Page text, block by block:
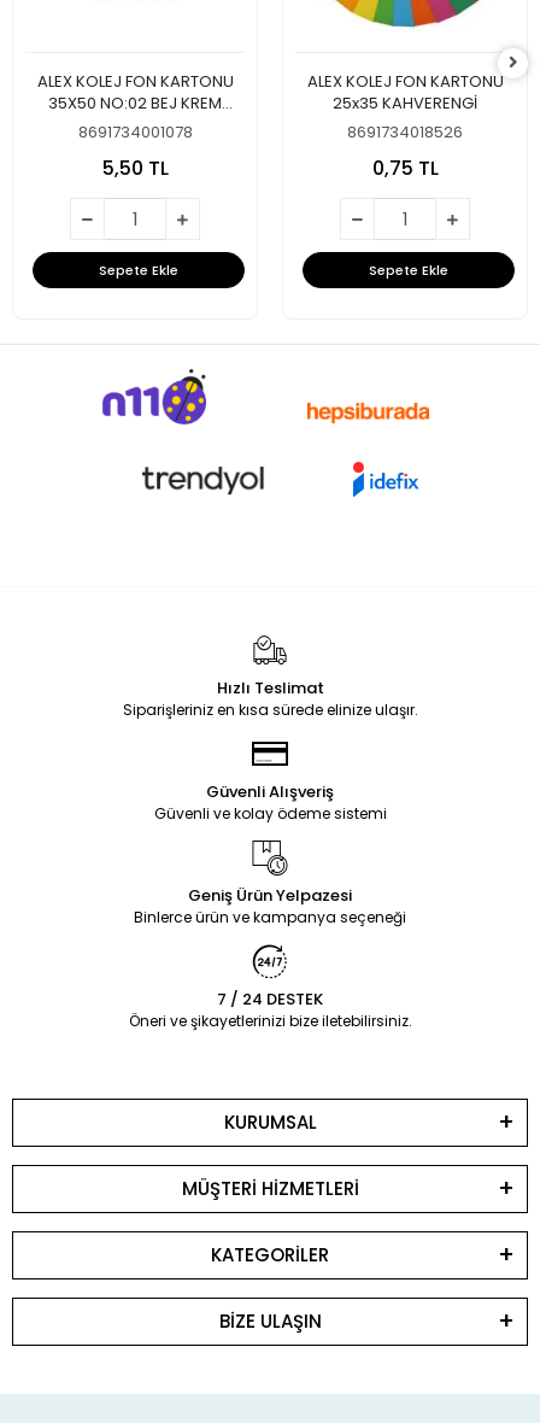
ALEX KOLEJ FON KARTONU
35X50 NO:02 BEJ KREM
160GR
8691734001078
5,50 TL
Sepete Ekle
ALEX KOLEJ FON KARTONU
25x35 KAHVERENGİ
8691734018526
0,75 TL
Sepete Ekle
Hızlı Teslimat
Siparişleriniz en kısa sürede elinize ulaşır.
Güvenli Alışveriş
Güvenli ve kolay ödeme sistemi
Geniş Ürün Yelpazesi
Binlerce ürün ve kampanya seçeneği
7 / 24 DESTEK
Öneri ve şikayetlerinizi bize iletebilirsiniz.
KURUMSAL
MÜŞTERİ HİZMETLERİ
KATEGORİLER
BİZE ULAŞIN